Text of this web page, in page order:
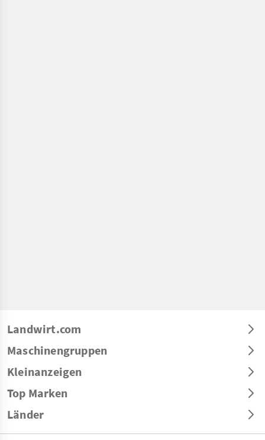
Landwirt.com
Maschinengruppen
Kleinanzeigen
Top Marken
Länder